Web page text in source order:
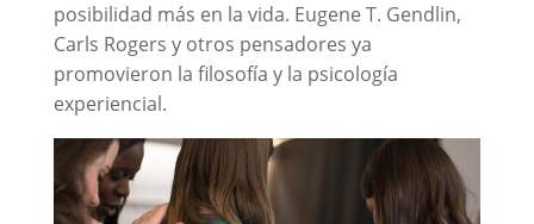
posibilidad más en la vida. Eugene T. Gendlin,
Carls Rogers y otros pensadores ya
promovieron la filosofía y la psicología
experiencial.